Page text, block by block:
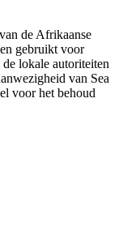
de Afrikaanse
gebruikt voor
lokale autoriteiten
van Sea
voor het behoud